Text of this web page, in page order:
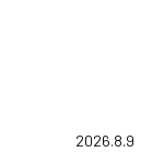
2026.8.9